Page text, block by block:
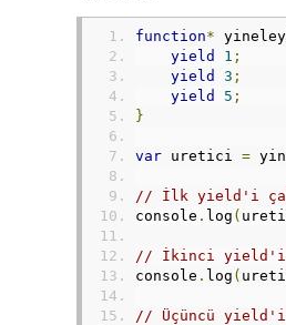
function*
yield
1 ;
yield
3 ;
yield
5 ;
}
var uretici =
// İlk yield'i
console . log (
// İkinci yield'i
console . log (
// Üçüncü yield'i